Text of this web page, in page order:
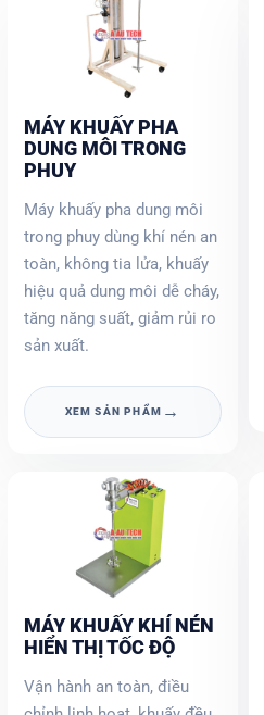
MÁY KHUẤY PHA
DUNG MÔI TRONG
PHUY
Máy khuấy pha dung môi
trong phuy dùng khí nén an
toàn, không tia lửa, khuấy
hiệu quả dung môi dễ cháy,
tăng năng suất, giảm rủi ro
sản xuất.
XEM SẢN PHẨM →
MÁY KHUẤY KHÍ NÉN
HIỂN THỊ TỐC ĐỘ
Vận hành an toàn, điều